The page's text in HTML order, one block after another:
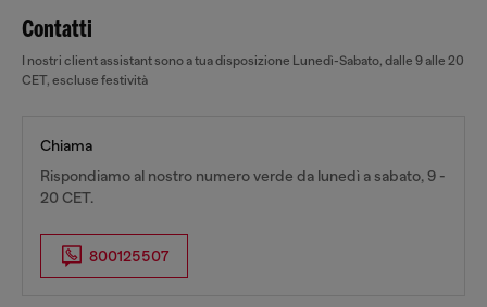
Contatti
I nostri client assistant sono a tua disposizione Lunedì-Sabato, dalle 9 alle 20
CET, escluse festività
Chiama
Rispondiamo al nostro numero verde da lunedì a sabato, 9 -
20 CET.
800125507